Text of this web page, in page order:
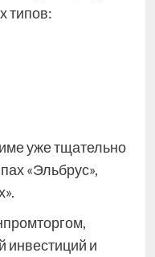
типов:
уже тщательно
«Эльбрус»,
инвестиций и